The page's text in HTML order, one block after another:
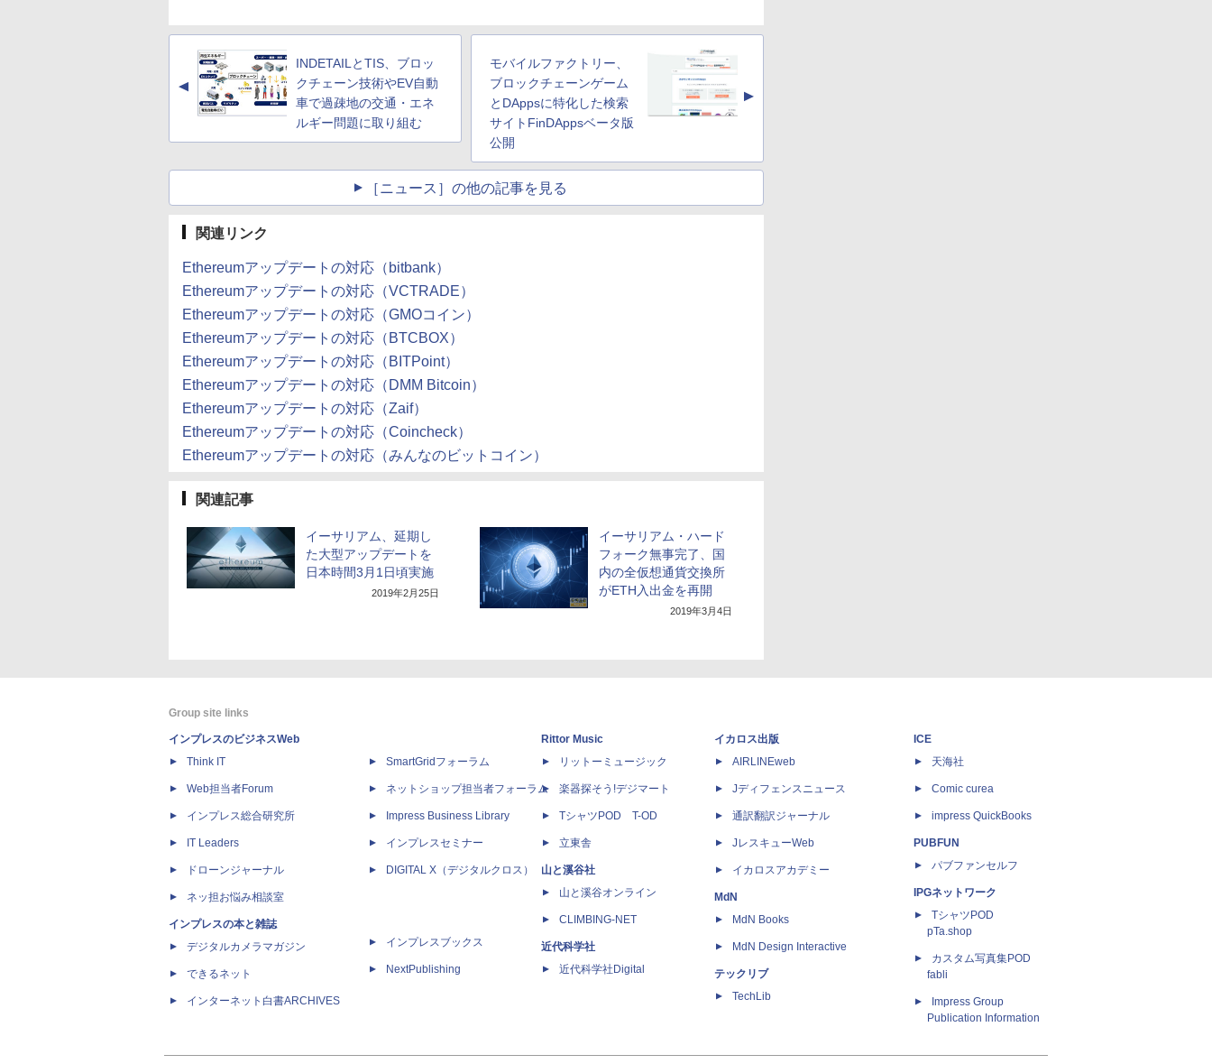
▲
INDETAILとTIS、ブロッ
クチェーン技術やEV自動
車で過疎地の交通・エネ
ルギー問題に取り組む
モバイルファクトリー、
ブロックチェーンゲーム
とDAppsに特化した検索
サイトFinDAppsベータ版
公開
▲
［ニュース］の他の記事を見る
関連リンク
Ethereumアップデートの対応（bitbank）
Ethereumアップデートの対応（VCTRADE）
Ethereumアップデートの対応（GMOコイン）
Ethereumアップデートの対応（BTCBOX）
Ethereumアップデートの対応（BITPoint）
Ethereumアップデートの対応（DMM Bitcoin）
Ethereumアップデートの対応（Zaif）
Ethereumアップデートの対応（Coincheck）
Ethereumアップデートの対応（みんなのビットコイン）
関連記事
イーサリアム、延期し
た大型アップデートを
日本時間3月1日頃実施
2019年2月25日
イーサリアム・ハード
フォーク無事完了、国
内の全仮想通貨交換所
がETH入出金を再開
2019年3月4日
Group site links
インプレスのビジネスWeb
Think IT
Web担当者Forum
インプレス総合研究所
IT Leaders
ドローンジャーナル
ネッ担お悩み相談室
インプレスの本と雑誌
デジタルカメラマガジン
できるネット
インターネット白書ARCHIVES
SmartGridフォーラム
ネットショップ担当者フォーラム
Impress Business Library
インプレスセミナー
DIGITAL X（デジタルクロス）
インプレスブックス
NextPublishing
Rittor Music
リットーミュージック
楽器探そう!デジマート
TシャツPOD T-OD
立東舎
山と溪谷社
山と溪谷オンライン
CLIMBING-NET
近代科学社
近代科学社Digital
イカロス出版
AIRLINEweb
Jディフェンスニュース
通訳翻訳ジャーナル
JレスキューWeb
イカロスアカデミー
MdN
MdN Books
MdN Design Interactive
テックリブ
TechLib
ICE
天海社
Comic curea
impress QuickBooks
PUBFUN
パブファンセルフ
IPGネットワーク
TシャツPOD
pTa.shop
カスタム写真集POD
fabli
Impress Group
Publication Information